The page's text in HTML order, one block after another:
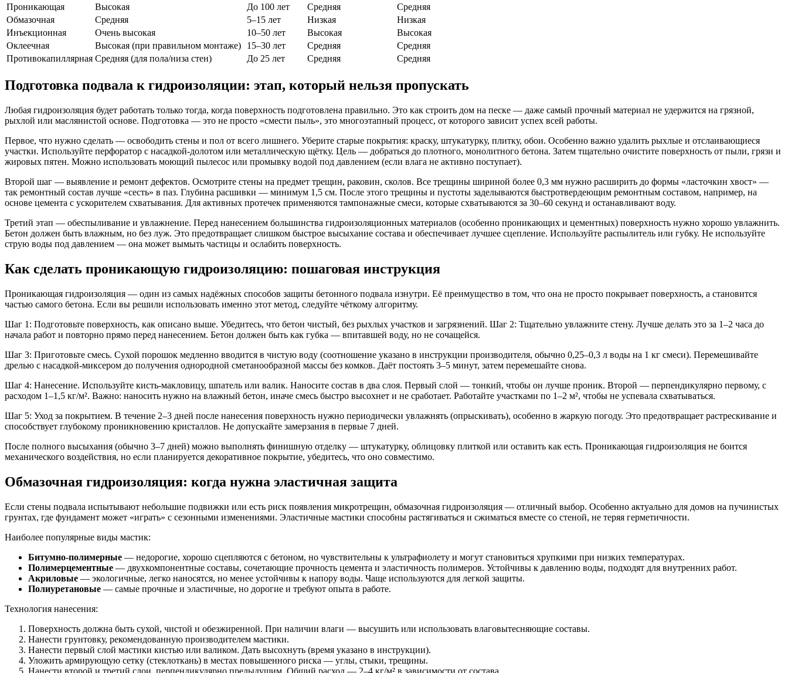
Проникающая
Высокая До 100 лет Средняя
Средняя
Обмазочная
Средняя 5–15 лет Низкая
Низкая
Инъекционная
Очень высокая 10–50 лет Высокая
Высокая
Оклеечная
Высокая (при правильном монтаже) 15–30 лет Средняя
Средняя
Противокапиллярная Средняя (для пола/низа стен) До 25 лет Средняя Средняя
Подготовка подвала к гидроизоляции: этап, который нельзя пропускать
Любая гидроизоляция будет работать только тогда, когда поверхность подготовлена правильно. Это как строить дом на песке — даже самый прочный материал не удержится на грязной,
рыхлой или маслянистой основе. Подготовка — это не просто «смести пыль», это многоэтапный процесс, от которого зависит успех всей работы.
Первое, что нужно сделать — освободить стены и пол от всего лишнего. Уберите старые покрытия: краску, штукатурку, плитку, обои. Особенно важно удалить рыхлые и отслаивающиеся
участки. Используйте перфоратор с насадкой-долотом или металлическую щётку. Цель — добраться до плотного, монолитного бетона. Затем тщательно очистите поверхность от пыли, грязи и
жировых пятен. Можно использовать моющий пылесос или промывку водой под давлением (если влага не активно поступает).
Второй шаг — выявление и ремонт дефектов. Осмотрите стены на предмет трещин, раковин, сколов. Все трещины шириной более 0,3 мм нужно расширить до формы «ласточкин хвост» —
так ремонтный состав лучше «сесть» в паз. Глубина расшивки — минимум 1,5 см. После этого трещины и пустоты заделываются быстротвердеющим ремонтным составом, например, на
основе цемента с ускорителем схватывания. Для активных протечек применяются тампонажные смеси, которые схватываются за 30–60 секунд и останавливают воду.
Третий этап — обеспыливание и увлажнение. Перед нанесением большинства гидроизоляционных материалов (особенно проникающих и цементных) поверхность нужно хорошо увлажнить.
Бетон должен быть влажным, но без луж. Это предотвращает слишком быстрое высыхание состава и обеспечивает лучшее сцепление. Используйте распылитель или губку. Не используйте
струю воды под давлением — она может вымыть частицы и ослабить поверхность.
Как сделать проникающую гидроизоляцию: пошаговая инструкция
Проникающая гидроизоляция — один из самых надёжных способов защиты бетонного подвала изнутри. Её преимущество в том, что она не просто покрывает поверхность, а становится
частью самого бетона. Если вы решили использовать именно этот метод, следуйте чёткому алгоритму.
Шаг 1: Подготовьте поверхность, как описано выше. Убедитесь, что бетон чистый, без рыхлых участков и загрязнений. Шаг 2: Тщательно увлажните стену. Лучше делать это за 1–2 часа до
начала работ и повторно прямо перед нанесением. Бетон должен быть как губка — впитавшей воду, но не сочащейся.
Шаг 3: Приготовьте смесь. Сухой порошок медленно вводится в чистую воду (соотношение указано в инструкции производителя, обычно 0,25–0,3 л воды на 1 кг смеси). Перемешивайте
дрелью с насадкой-миксером до получения однородной сметанообразной массы без комков. Даёт постоять 3–5 минут, затем перемешайте снова.
Шаг 4: Нанесение. Используйте кисть-макловицу, шпатель или валик. Наносите состав в два слоя. Первый слой — тонкий, чтобы он лучше проник. Второй — перпендикулярно первому, с
расходом 1–1,5 кг/м². Важно: наносить нужно на влажный бетон, иначе смесь быстро высохнет и не сработает. Работайте участками по 1–2 м², чтобы не успевала схватываться.
Шаг 5: Уход за покрытием. В течение 2–3 дней после нанесения поверхность нужно периодически увлажнять (опрыскивать), особенно в жаркую погоду. Это предотвращает растрескивание и
способствует глубокому проникновению кристаллов. Не допускайте замерзания в первые 7 дней.
После полного высыхания (обычно 3–7 дней) можно выполнять финишную отделку — штукатурку, облицовку плиткой или оставить как есть. Проникающая гидроизоляция не боится
механического воздействия, но если планируется декоративное покрытие, убедитесь, что оно совместимо.
Обмазочная гидроизоляция: когда нужна эластичная защита
Если стены подвала испытывают небольшие подвижки или есть риск появления микротрещин, обмазочная гидроизоляция — отличный выбор. Особенно актуально для домов на пучинистых
грунтах, где фундамент может «играть» с сезонными изменениями. Эластичные мастики способны растягиваться и сжиматься вместе со стеной, не теряя герметичности.
Наиболее популярные виды мастик:
Битумно-полимерные — недорогие, хорошо сцепляются с бетоном, но чувствительны к ультрафиолету и могут становиться хрупкими при низких температурах.
Полимерцементные — двухкомпонентные составы, сочетающие прочность цемента и эластичность полимеров. Устойчивы к давлению воды, подходят для внутренних работ.
Акриловые — экологичные, легко наносятся, но менее устойчивы к напору воды. Чаще используются для легкой защиты.
Полиуретановые — самые прочные и эластичные, но дорогие и требуют опыта в работе.
Технология нанесения:
Поверхность должна быть сухой, чистой и обезжиренной. При наличии влаги — высушить или использовать влаговытесняющие составы.
Нанести грунтовку, рекомендованную производителем мастики.
Нанести первый слой мастики кистью или валиком. Дать высохнуть (время указано в инструкции).
Уложить армирующую сетку (стеклоткань) в местах повышенного риска — углы, стыки, трещины.
Нанести второй и третий слои, перпендикулярно предыдущим. Общий расход — 2–4 кг/м² в зависимости от состава.